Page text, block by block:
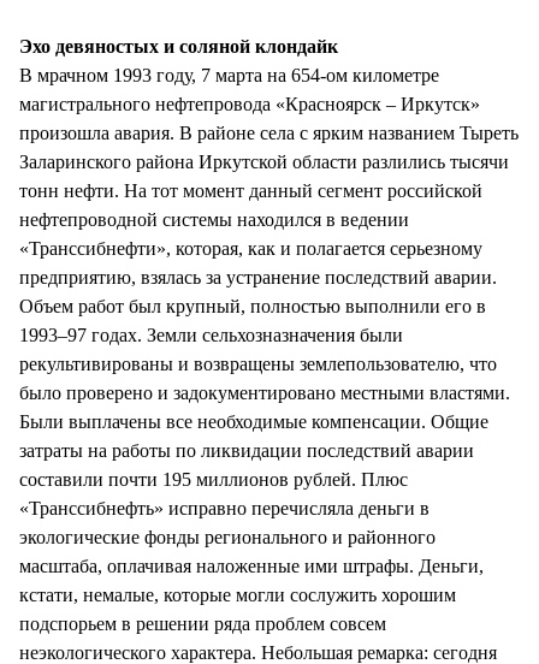
Эхо девяностых и соляной клондайк
В мрачном 1993 году, 7 марта на 654-ом километре
магистрального нефтепровода «Красноярск – Иркутск»
произошла авария. В районе села с ярким названием Тыреть
Заларинского района Иркутской области разлились тысячи
тонн нефти. На тот момент данный сегмент российской
нефтепроводной системы находился в ведении
«Транссибнефти», которая, как и полагается серьезному
предприятию, взялась за устранение последствий аварии.
Объем работ был крупный, полностью выполнили его в
1993–97 годах. Земли сельхозназначения были
рекультивированы и возвращены землепользователю, что
было проверено и задокументировано местными властями.
Были выплачены все необходимые компенсации. Общие
затраты на работы по ликвидации последствий аварии
составили почти 195 миллионов рублей. Плюс
«Транссибнефть» исправно перечисляла деньги в
экологические фонды регионального и районного
масштаба, оплачивая наложенные ими штрафы. Деньги,
кстати, немалые, которые могли сослужить хорошим
подспорьем в решении ряда проблем совсем
неэкологического характера. Небольшая ремарка: сегодня